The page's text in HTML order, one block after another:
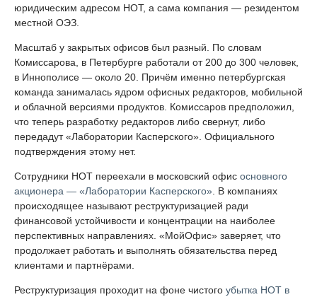
юридическим адресом НОТ, а сама компания — резидентом
местной ОЭЗ.
Масштаб у закрытых офисов был разный. По словам
Комиссарова, в Петербурге работали от 200 до 300 человек,
в Иннополисе — около 20. Причём именно петербургская
команда занималась ядром офисных редакторов, мобильной
и облачной версиями продуктов. Комиссаров предположил,
что теперь разработку редакторов либо свернут, либо
передадут «Лаборатории Касперского». Официального
подтверждения этому нет.
Сотрудники НОТ переехали в московский офис основного
акционера — «Лаборатории Касперского». В компаниях
происходящее называют реструктуризацией ради
финансовой устойчивости и концентрации на наиболее
перспективных направлениях. «МойОфис» заверяет, что
продолжает работать и выполнять обязательства перед
клиентами и партнёрами.
Реструктуризация проходит на фоне чистого убытка НОТ в